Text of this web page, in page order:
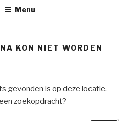
Menu
KON NIET WORDEN
gevonden is op deze locatie.
zoekopdracht?